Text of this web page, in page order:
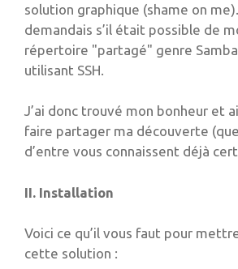
solution graphique (shame on
demandais s’il était possible de
répertoire "partagé" genre
utilisant SSH.
J’ai donc trouvé mon bonheur et
faire partager ma découverte
d’entre vous connaissent déjà
II. Installation
Voici ce qu’il vous faut pour
cette solution :